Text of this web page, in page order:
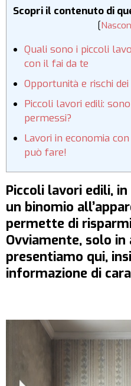
Scopri il contenuto di
[
Quali sono i piccoli
con il fai da te
Opportunità e rischi
Piccoli lavori edili:
permessi?
Lavori in economia
può fare!
Piccoli lavori edili,
un binomio
permette di
Ovviamente, solo in
presentiamo qui,
informazione di